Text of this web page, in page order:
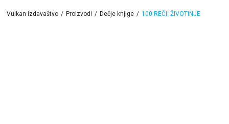
Vulkan izdavaštvo Proizvodi Dečje knjige 100 REČI: ŽIVOTINJE